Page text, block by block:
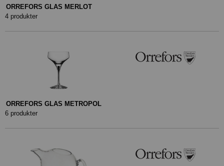
ORREFORS GLAS MERLOT
4 produkter
ORREFORS GLAS METROPOL
6 produkter